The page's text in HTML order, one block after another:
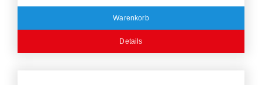
Warenkorb
Details